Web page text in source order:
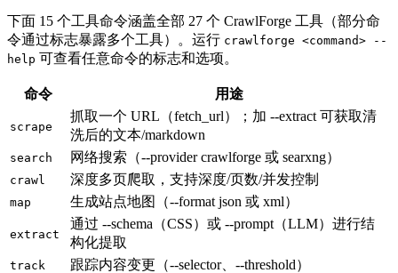
下面 15 个工具命令涵盖全部 27 个 CrawlForge 工具（部分命
令通过标志暴露多个工具）。运行 crawlforge <command> --
help 可查看任意命令的标志和选项。
命令 用途
scrape
抓取一个 URL（fetch_url）；加 --extract 可获取清
洗后的文本/markdown
search 网络搜索（--provider crawlforge 或 searxng）
crawl 深度多页爬取，支持深度/页数/并发控制
map 生成站点地图（--format json 或 xml）
extract
通过 --schema（CSS）或 --prompt（LLM）进行结
构化提取
track 跟踪内容变更（--selector、--threshold）